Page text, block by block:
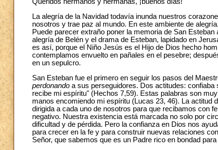
Queridos hermanos y hermanas, ¡buenos días!
La alegría de la Navidad todavía inunda nuestros
nosotros y trae paz al mundo. En este ambiente de
Puede parecer extraño poner la memoria de San
alegría de Belén y el drama de Esteban, lapidado en
es así, porque el Niño Jesús es el Hijo de Dios hecho
contemplamos envuelto en pañales en el pesebre;
en un sepulcro.
San Esteban fue el primero en seguir los pasos del
perdonando a sus perseguidores. Dos actitudes:
recibe mi espíritu" (Hechos 7,59). Estas palabras son
manos encomiendo mi espíritu (Lucas 23, 46). La actitud
dirigida a cada uno de nosotros para que recibamos con
negativo. Nuestra existencia está marcada no solo por
dificultad y de pérdida. Pero la confianza en Dios nos
para crecer en la fe y para construir nuevas relaciones
Señor, que sabemos que es un Padre rico en bondad